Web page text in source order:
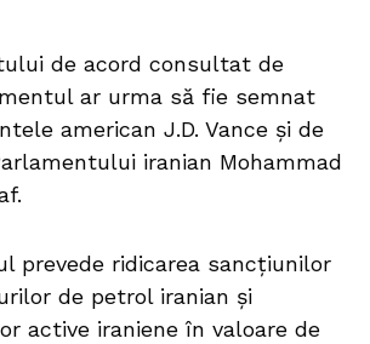
de acord consultat de
ar urma să fie semnat
american J.D. Vance și de
iranian Mohammad
prevede ridicarea sancțiunilor
de petrol iranian și
active iraniene în valoare de